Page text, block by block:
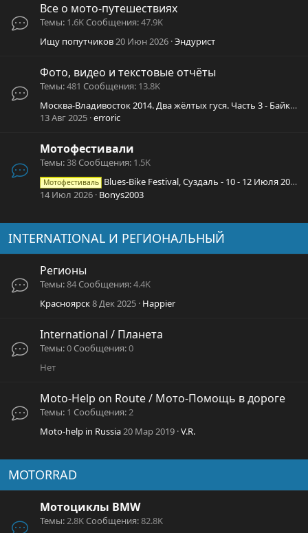
Все о мото-путешествиях
Темы 1.6KСообщения 47.9K
Ищу попутчиков20 Июн 2026 Эндурист
Фото, видео и текстовые отчёты
Темы 481 Сообщения 13.8K
Москва-Владивосток 2014. Два жёлтых гуся. Часть 3 - Байкал
13 Авг 2025 erroric
Мотофестивали
Темы 38Сообщения 1.5K
Мотофестиваль Blues-Bike Festival, Суздаль - 10 - 12 Июля 2026
14 Июл 2026 Bonys2003
INTERNATIONAL И РЕГИОНАЛЬНЫЙ
Регионы
Темы 84Сообщения 4.4K
Красноярск8 Дек 2025 Happier
International / Планета
Темы 0Сообщения 0
Нет
Moto-Help on Route / Мото-Помощь в дороге
Темы 1 Сообщения 2
Moto-help in Russia20 Мар 2019 V.R.
MOTORRAD
Мотоциклы BMW
Темы 2.8KСообщения 82.8K